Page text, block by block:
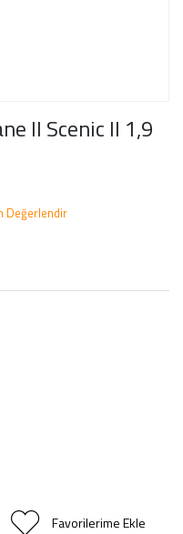
II Scenic II 1,9
Değerlendir
Favorilerime Ekle